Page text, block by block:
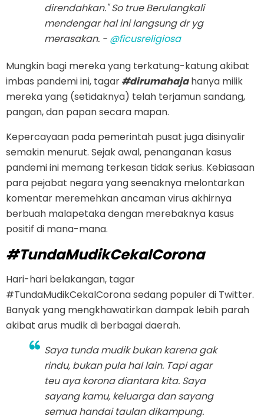
direndahkan." So true Berulangkali
mendengar hal ini langsung dr yg
merasakan. - @ficusreligiosa
Mungkin bagi mereka yang terkatung-katung akibat
imbas pandemi ini, tagar#dirumahajahanya milik
mereka yang (setidaknya) telah terjamun sandang,
pangan, dan papan secara mapan.
Kepercayaan pada pemerintah pusat juga disinyalir
semakin menurut. Sejak awal, penanganan kasus
pandemi ini memang terkesan tidak serius. Kebiasaan
para pejabat negara yang seenaknya melontarkan
komentar meremehkan ancaman virus akhirnya
berbuah malapetaka dengan merebaknya kasus
positif di mana-mana.
#TundaMudikCekalCorona
Hari-hari belakangan, tagar
#TundaMudikCekalCorona sedang populer di Twitter.
Banyak yang mengkhawatirkan dampak lebih parah
akibat arus mudik di berbagai daerah.
Saya tunda mudik bukan karena gak
rindu, bukan pula hal lain. Tapi agar
teu aya korona diantara kita. Saya
sayang kamu, keluarga dan sayang
semua handai taulan dikampung.